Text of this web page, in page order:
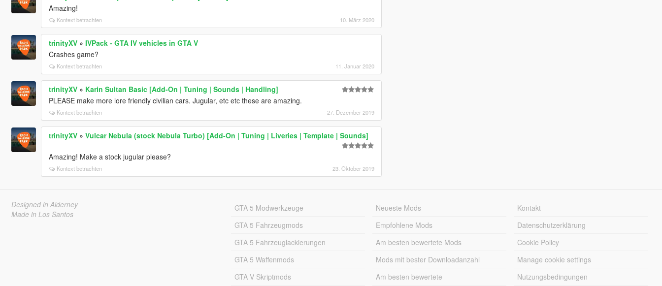
Amazing!
Kontext betrachten 10. März 2020
trinityXV» IVPack - GTA IV vehicles in GTA V
Crashes game?
Kontext betrachten 11. Januar 2020
trinityXV» Karin Sultan Basic [Add-On | Tuning | Sounds | Handling]
PLEASE make more lore friendly civilian cars. Jugular, etc etc these are amazing.
Kontext betrachten 27. Dezember 2019
trinityXV» Vulcar Nebula (stock Nebula Turbo) [Add-On | Tuning | Liveries | Template | Sounds]
Amazing! Make a stock jugular please?
Kontext betrachten 23. Oktober 2019
Designed in Alderney
Made in Los Santos
GTA 5 Modwerkzeuge
GTA 5 Fahrzeugmods
GTA 5 Fahrzeuglackierungen
GTA 5 Waffenmods
GTA V Skriptmods
Neueste Mods
Empfohlene Mods
Am besten bewertete Mods
Mods mit bester Downloadanzahl
Am besten bewertete
Kontakt
Datenschutzerklärung
Cookie Policy
Manage cookie settings
Nutzungsbedingungen